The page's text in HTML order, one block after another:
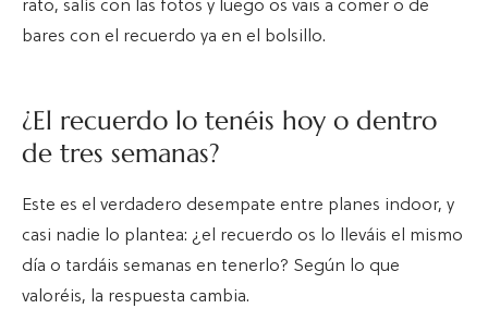
rato, salís con las fotos y luego os vais a comer o de
bares con el recuerdo ya en el bolsillo.
¿El recuerdo lo tenéis hoy o dentro
de tres semanas?
Este es el verdadero desempate entre planes indoor, y
casi nadie lo plantea: ¿el recuerdo os lo lleváis el mismo
día o tardáis semanas en tenerlo? Según lo que
valoréis, la respuesta cambia.